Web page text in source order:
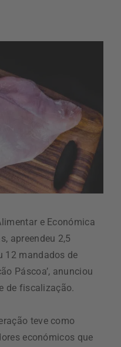
e Económica
apreendeu 2,5
12 mandados de
Páscoa’, anunciou
de fiscalização.
teve como
económicos que